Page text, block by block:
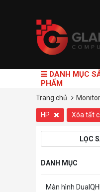
DANH MỤC
PHẨM
Trang chủ
HP Xóa tất
LỌC
DANH MỤC
Màn hình